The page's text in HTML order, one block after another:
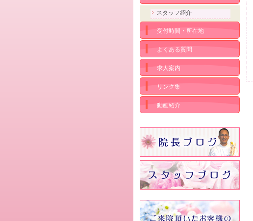
スタッフ紹介
受付時間・所在地
よくある質問
求人案内
リンク集
動画紹介